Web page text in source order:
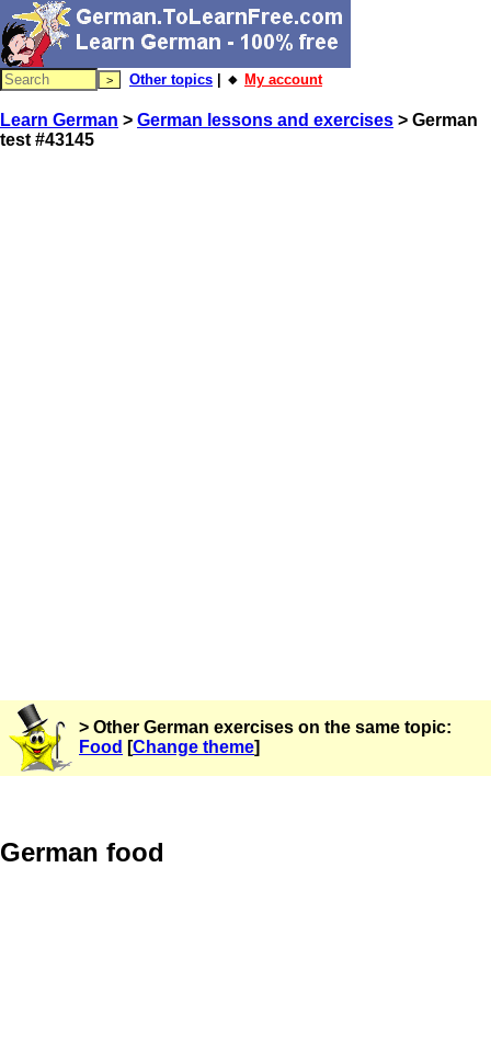
Other topics | 🔸 My account
Learn German > German lessons and exercises > German
test #43145
> Other German exercises on the same topic:
Food [Change theme]
German food